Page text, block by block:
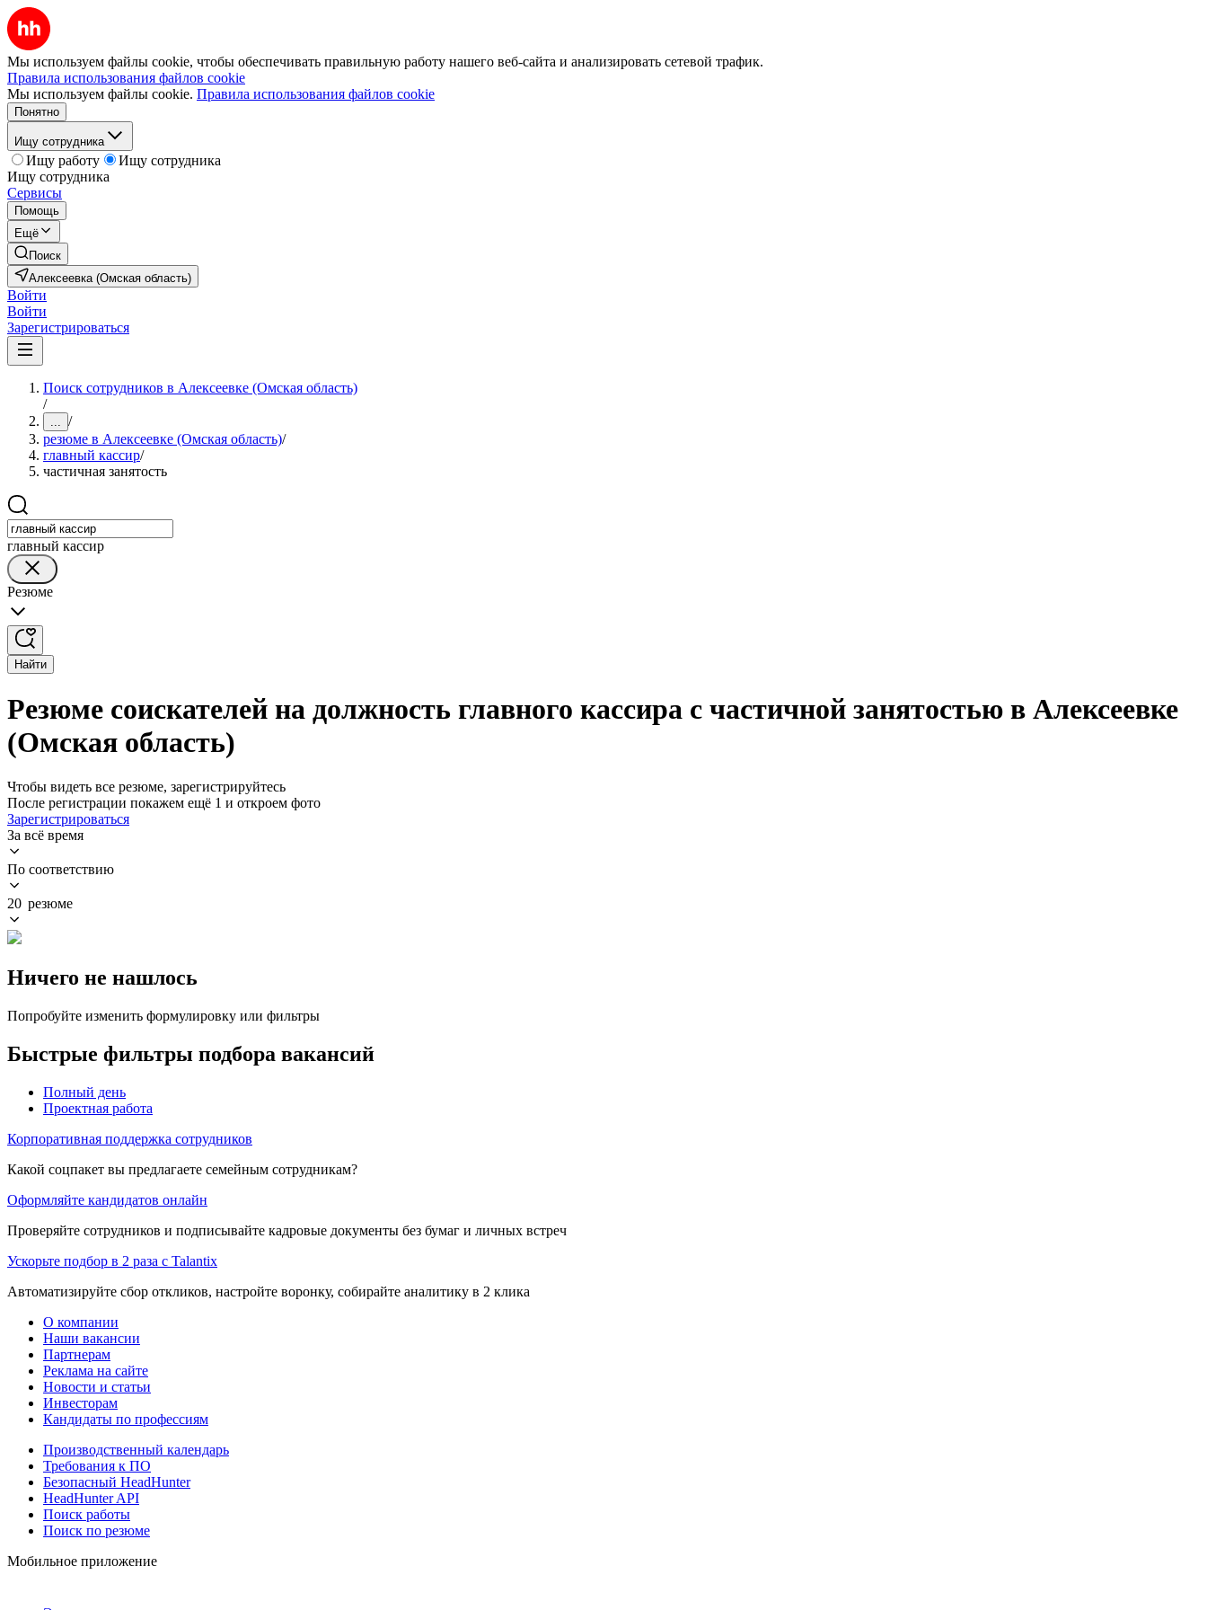
Мы используем файлы cookie, чтобы обеспечивать правильную работу нашего веб-сайта и анализировать сетевой трафик.
Правила использования файлов cookie
Мы используем файлы cookie. Правила использования файлов cookie
Понятно
Ищу сотрудника
Ищу работу
Ищу сотрудника
Ищу сотрудника
Сервисы
Помощь
Ещё
Поиск
Алексеевка (Омская область)
Войти
Войти
Зарегистрироваться
Поиск сотрудников в Алексеевке (Омская область)
/
... /
резюме в Алексеевке (Омская область)/
главный кассир/
частичная занятость
главный кассир
Резюме
Найти
Резюме соискателей на должность главного кассира с частичной занятостью в Алексеевке
(Омская область)
Чтобы видеть все резюме, зарегистрируйтесь
После регистрации покажем ещё 1 и откроем фото
Зарегистрироваться
За всё время
По соответствию
20 резюме
Ничего не нашлось
Попробуйте изменить формулировку или фильтры
Быстрые фильтры подбора вакансий
Полный день
Проектная работа
Корпоративная поддержка сотрудников
Какой соцпакет вы предлагаете семейным сотрудникам?
Оформляйте кандидатов онлайн
Проверяйте сотрудников и подписывайте кадровые документы без бумаг и личных встреч
Ускорьте подбор в 2 раза с Talantix
Автоматизируйте сбор откликов, настройте воронку, собирайте аналитику в 2 клика
О компании
Наши вакансии
Партнерам
Реклама на сайте
Новости и статьи
Инвесторам
Кандидаты по профессиям
Производственный календарь
Требования к ПО
Безопасный HeadHunter
HeadHunter API
Поиск работы
Поиск по резюме
Мобильное приложение